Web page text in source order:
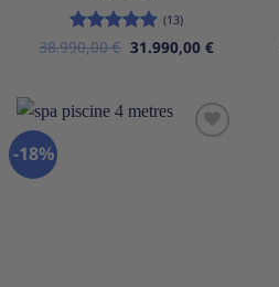
Note5 sur
(13)
38.990,00€ Le
prix
38.990,00 €.
31.990,00 €Le
prix
31.990,00
-18%